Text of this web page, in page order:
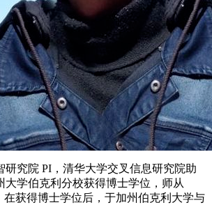
究院 PI，清华大学交叉信息研究院助
大学伯克利分校获得博士学位，师从
在获得博士学位后，于加州伯克利大学与